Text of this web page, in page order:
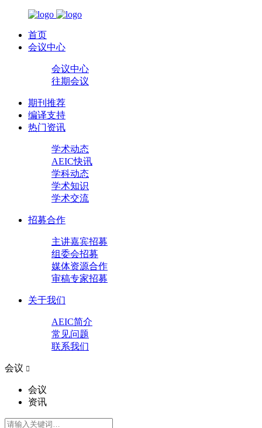
首页
会议中心
会议中心
往期会议
期刊推荐
编译支持
热门资讯
学术动态
AEIC快讯
学科动态
学术知识
学术交流
招募合作
主讲嘉宾招募
组委会招募
媒体资源合作
审稿专家招募
关于我们
AEIC简介
常见问题
联系我们
会议 
会议
资讯